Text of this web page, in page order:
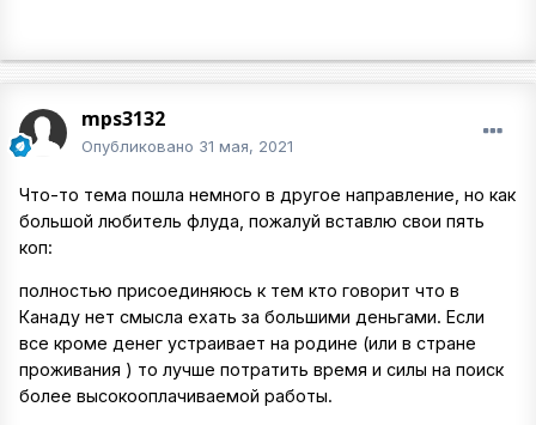
mps3132
Опубликовано 31 мая, 2021
Что-то тема пошла немного в другое направление, но как
большой любитель флуда, пожалуй вставлю свои пять
коп:
полностью присоединяюсь к тем кто говорит что в
Канаду нет смысла ехать за большими деньгами. Если
все кроме денег устраивает на родине (или в стране
проживания ) то лучше потратить время и силы на поиск
более высокооплачиваемой работы.